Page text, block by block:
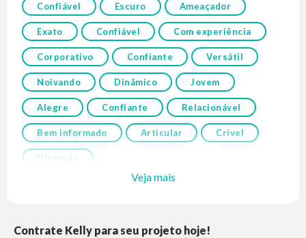
Confiável Escuro Ameaçador
Exato Confiável Com experiência
Corporativo Confiante Versátil
Noivando Dinâmico Jovem
Alegre Confiante Relacionável
Bem informado Articular Crível
Diversão
Veja mais
Contrate Kelly para seu projeto hoje!